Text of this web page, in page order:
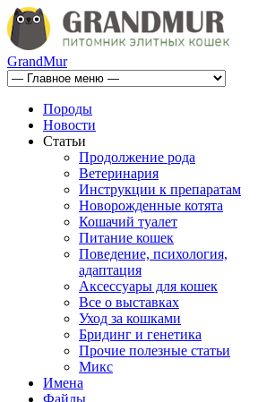
GrandMur
Породы
Новости
Статьи
Продолжение рода
Ветеринария
Инструкции к препаратам
Новорожденные котята
Кошачий туалет
Питание кошек
Поведение, психология,
адаптация
Аксессуары для кошек
Все о выставках
Уход за кошками
Бридинг и генетика
Прочие полезные статьи
Микс
Имена
Файлы